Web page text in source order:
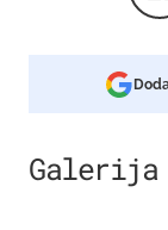
Galerija